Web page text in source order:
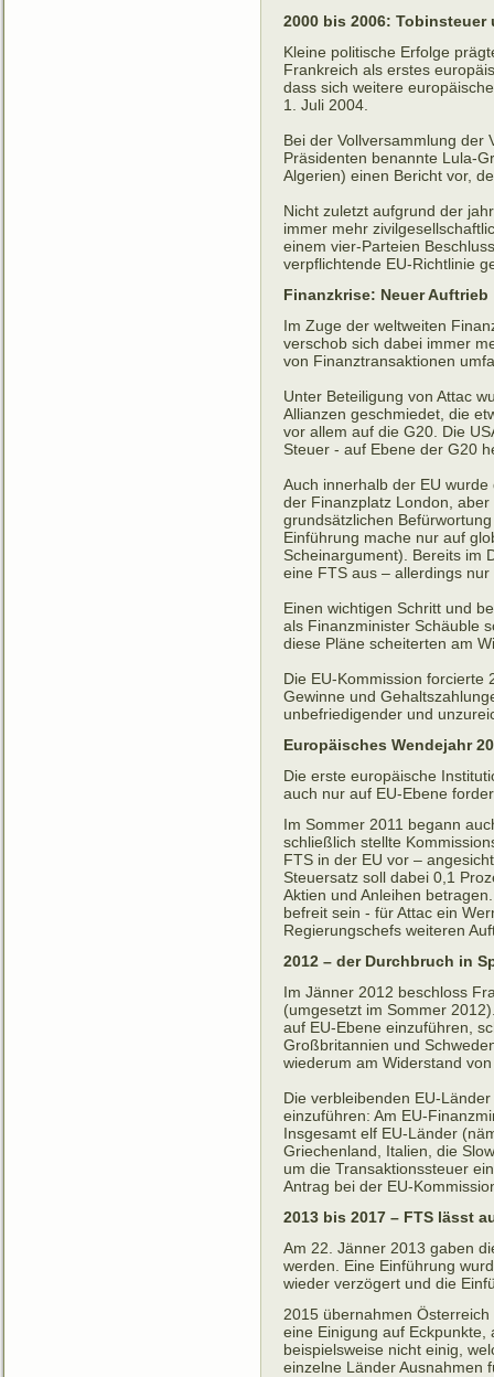
2000 bis 2006:
Kleine politische Erfolge
Frankreich als erstes
dass sich weitere
1. Juli 2004.
Bei der Vollversammlung der
Präsidenten benannte Lula-
Algerien) einen Bericht vor,
Nicht zuletzt aufgrund der
immer mehr
einem vier-Parteien
verpflichtende EU-Richtlinie
Finanzkrise: Neuer Auftrieb
Im Zuge der weltweiten
verschob sich dabei immer
von Finanztransaktionen
Unter Beteiligung von Attac
Allianzen geschmiedet, die
vor allem auf die G20. Die
Steuer - auf Ebene der G20
Auch innerhalb der EU
der Finanzplatz London,
grundsätzlichen
Einführung mache nur auf
Scheinargument). Bereits im
eine FTS aus – allerdings
Einen wichtigen Schritt und
als Finanzminister Schäuble
diese Pläne scheiterten am
Die EU-Kommission forcierte
Gewinne und
unbefriedigender und
Europäisches Wendejahr
Die erste europäische
auch nur auf EU-Ebene
Im Sommer 2011 begann
schließlich stellte
FTS in der EU vor –
Steuersatz soll dabei 0,1
Aktien und Anleihen
befreit sein - für Attac ein
Regierungschefs weiteren
2012 – der Durchbruch in
Im Jänner 2012 beschloss
(umgesetzt im Sommer
auf EU-Ebene einzuführen,
Großbritannien und
wiederum am Widerstand
Die verbleibenden EU-
einzuführen: Am EU-
Insgesamt elf EU-Länder
Griechenland, Italien, die
um die Transaktionssteuer
Antrag bei der EU-
2013 bis 2017 – FTS lässt
Am 22. Jänner 2013 gaben
werden. Eine Einführung
wieder verzögert und die
2015 übernahmen
eine Einigung auf
beispielsweise nicht einig,
einzelne Länder Ausnahmen